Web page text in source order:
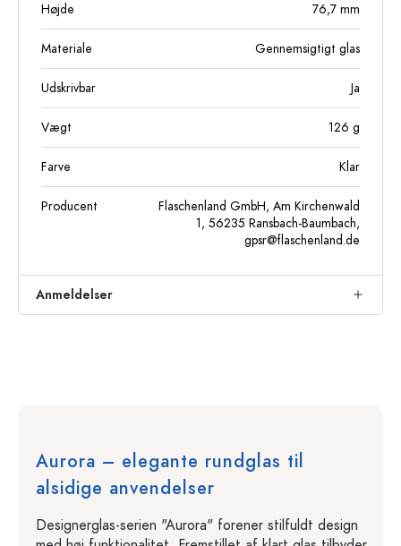
Højde 76,7 mm
Materiale Gennemsigtigt glas
Udskrivbar Ja
Vægt 126 g
Farve Klar
Producent
Flaschenland GmbH, Am Kirchenwald
1, 56235 Ransbach-Baumbach,
gpsr@flaschenland.de
Anmeldelser
Aurora – elegante rundglas til
alsidige anvendelser
Designerglas-serien "Aurora" forener stilfuldt design